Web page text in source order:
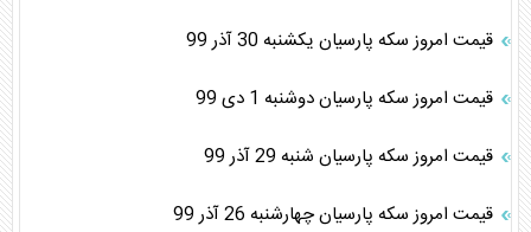
قیمت امروز سکه پارسیان یکشنبه 30 آذر 99
قیمت امروز سکه پارسیان دوشنبه 1 دی 99
قیمت امروز سکه پارسیان شنبه 29 آذر 99
قیمت امروز سکه پارسیان چهارشنبه 26 آذر 99